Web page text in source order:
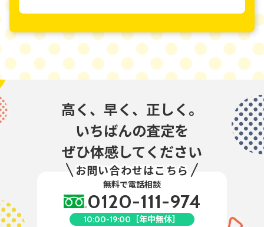
高く、早く、正しく。
いちばんの査定を
ぜひ体感してください
お問い合わせはこちら
無料で電話相談
0120-111-974
10:00-19:00 ［年中無休］